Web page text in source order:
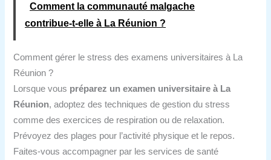
Comment la communauté malgache
contribue‑t‑elle à La Réunion ?
Comment gérer le stress des examens universitaires à La
Réunion ?
Lorsque vous préparez un examen universitaire à La
Réunion, adoptez des techniques de gestion du stress
comme des exercices de respiration ou de relaxation.
Prévoyez des plages pour l’activité physique et le repos.
Faites-vous accompagner par les services de santé